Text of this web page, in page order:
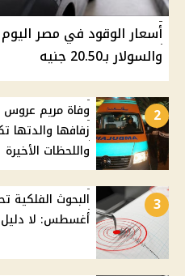
والسولار بـ20.50 جنيه
2
وفاة مريم
زفافها
واللحظات الأخيرة
3
أغسطس: لا